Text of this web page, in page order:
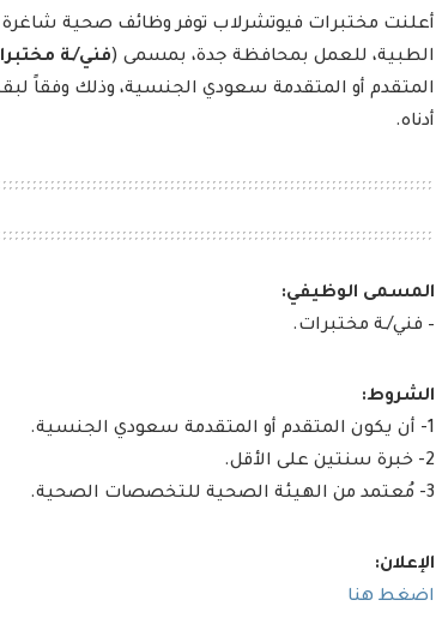
أعلنت مختبرات فيوتشرلاب توفر وظائف صحية
الطبية، للعمل بمحافظة جدة، بمسمى (فني/ـة
المتقدم أو المتقدمة سعودي الجنسية، وذلك وفقاً
أدناه.
المسمى الوظيفي:
– فني/ـة مختبرات.
الشروط:
1- أن يكون المتقدم أو المتقدمة سعودي الجنسية.
2- خبرة سنتين على الأقل.
3- مُعتمد من الهيئة الصحية للتخصصات الصحية.
الإعلان:
اضغط هنا